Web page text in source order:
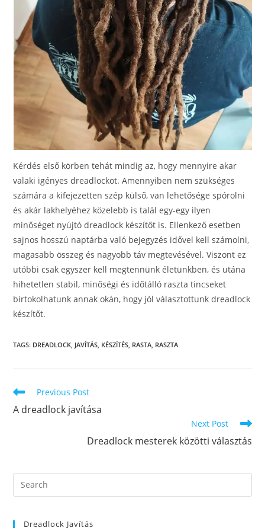
Kérdés első körben tehát mindig az, hogy mennyire akar
valaki igényes dreadlockot. Amennyiben nem szükséges
számára a kifejezetten szép külső, van lehetősége spórolni
és akár lakhelyéhez közelebb is talál egy-egy ilyen
minőséget nyújtó dreadlock készítőt is. Ellenkező esetben
sajnos hosszú naptárba való bejegyzés idővel kell számolni,
magasabb összeg és nagyobb táv megtevésével. Viszont ez
utóbbi csak egyszer kell megtennünk életünkben, és utána
hihetetlen stabil, minőségi és időtálló raszta tincseket
birtokolhatunk annak okán, hogy jól választottunk dreadlock
készítőt.
TAGS: DREADLOCK JAVÍTÁS KÉSZÍTÉS RASTA RASZTA
Read
more
articles
Previous Post
A dreadlock javítása
Next Post
Dreadlock mesterek közötti választás
Dreadlock Javítás